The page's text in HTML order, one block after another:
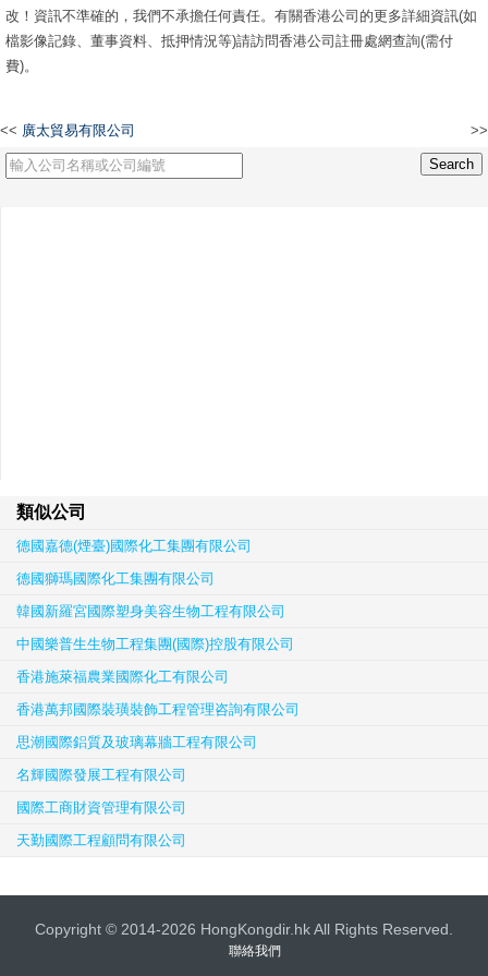
改！資訊不準確的，我們不承擔任何責任。有關香港公司的更多詳細資訊(如
檔影像記錄、董事資料、抵押情況等)請訪問香港公司註冊處網查詢(需付
費)。
<< 廣太貿易有限公司 >>
類似公司
德國嘉德(煙臺)國際化工集團有限公司
德國獅瑪國際化工集團有限公司
韓國新羅宮國際塑身美容生物工程有限公司
中國樂普生生物工程集團(國際)控股有限公司
香港施萊福農業國際化工有限公司
香港萬邦國際裝璜裝飾工程管理咨詢有限公司
思潮國際鋁質及玻璃幕牆工程有限公司
名輝國際發展工程有限公司
國際工商財資管理有限公司
天勤國際工程顧問有限公司
Copyright © 2014-2026 HongKongdir.hk All Rights Reserved.
聯絡我們